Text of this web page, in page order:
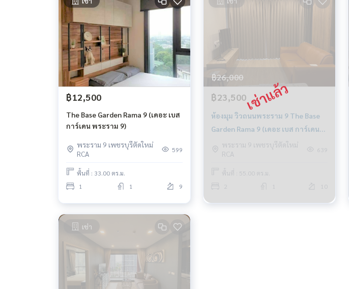
฿12,500
The Base Garden Rama 9 (เดอะ เบส
การ์เดน พระราม 9)
พระราม 9 เพชรบุรีตัดใหม่
RCA
599
พื้นที่ : 33.00 ตร.ม.
1
1 9
฿26,000
฿23,500
ห้องมุม วิวถนนพระราม 9 The Base
Garden Rama 9 (เดอะ เบส การ์เดน
พระราม 9)
พระราม 9 เพชรบุรีตัดใหม่
RCA
639
พื้นที่ : 55.00 ตร.ม.
10
เช่า